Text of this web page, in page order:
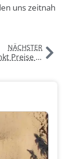
uns zeitnah
NÄCHSTER
Uganda senkt Preise für Gorilla Permits – Gorilla-Trekking 2026–2027 wird günstiger